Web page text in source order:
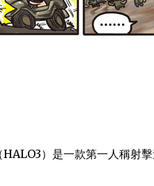
）是一款第一人稱射擊